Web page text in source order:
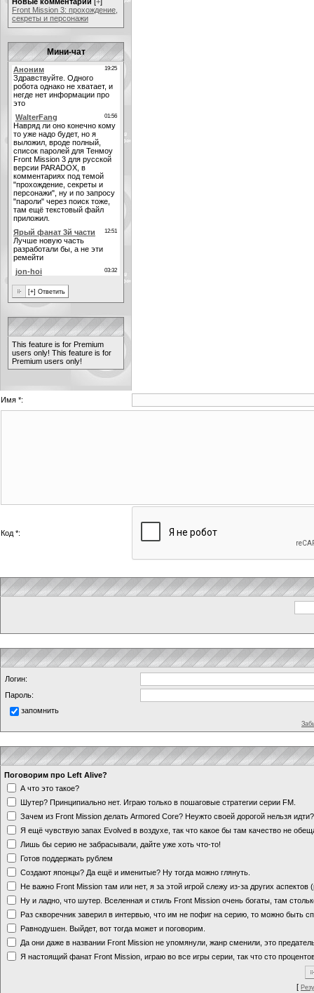
Front Mission 3: прохождение,
секреты и персонажи
Мини-чат
This feature is for Premium
users only! This feature is for
Premium users only!
Имя *:
Код *:
Логин:
Пароль:
запомнить
Поговорим про Left Alive?
А что это такое?
Шутер? Принципиально нет. Играю только в пошаговые стратегии серии FM.
Зачем из Front Mission делать Armored Core? Неужто своей дорогой нельзя
Я ещё чувствую запах Evolved в воздухе, так что какое бы там качество не
Лишь бы серию не забрасывали, дайте уже хоть что-то!
Готов поддержать рублем
Создают японцы? Да ещё и именитые? Ну тогда можно глянуть.
Не важно Front Mission там или нет, я за этой игрой слежу из-за других аспектов
Ну и ладно, что шутер. Вселенная и стиль Front Mission очень богаты, там
Раз скворечник заверил в интервью, что им не пофиг на серию, то можно быть
Равнодушен. Выйдет, вот тогда может и поговорим.
Да они даже в названии Front Mission не упомянули, жанр сменили, это
Я настоящий фанат Front Mission, играю во все игры серии, так что сто
[